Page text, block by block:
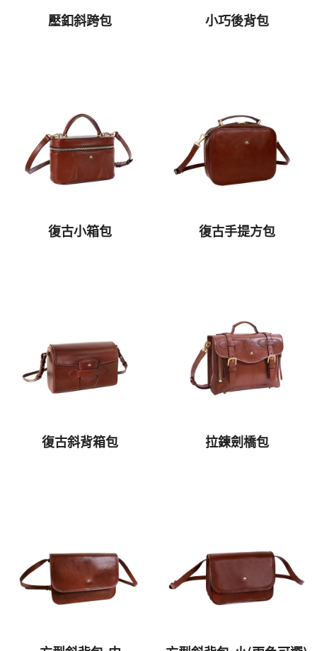
壓釦斜跨包 小巧後背包
復古小箱包 復古手提方包
復古斜背箱包 拉鍊劍橋包